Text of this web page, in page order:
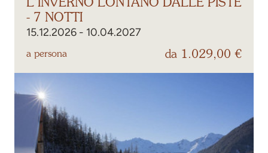
- 7 NOTTI
15.12.2026 - 10.04.2027
a persona da 1.029,00 €